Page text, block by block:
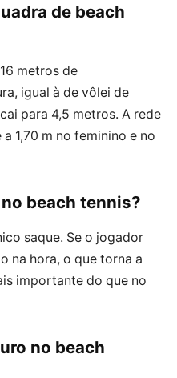
de beach
metros de
igual à de vôlei de
para 4,5 metros. A rede
1,70 m no feminino e no
beach tennis?
saque. Se o jogador
na hora, o que torna a
importante do que no
no beach